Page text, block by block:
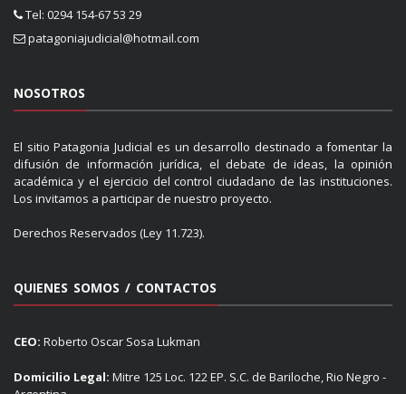
Tel: 0294 154-67 53 29
patagoniajudicial@hotmail.com
NOSOTROS
El sitio Patagonia Judicial es un desarrollo destinado a fomentar la
difusión de información jurídica, el debate de ideas, la opinión
académica y el ejercicio del control ciudadano de las instituciones.
Los invitamos a participar de nuestro proyecto.
Derechos Reservados (Ley 11.723).
QUIENES SOMOS / CONTACTOS
CEO: Roberto Oscar Sosa Lukman
Domicilio Legal: Mitre 125 Loc. 122 EP. S.C. de Bariloche, Rio Negro -